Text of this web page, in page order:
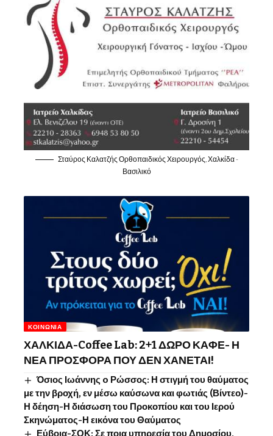
Σταύρος Καλατζής Ορθοπαιδικός Χειρουργός, Χαλκίδα -
Βασιλικό
ΚΟΙΝΩΝΊΑ
ΧΑΛΚΙΔΑ-Coffee Lab: 2+1 ΔΩΡΟ ΚΑΦΕ- Η
ΝΕΑ ΠΡΟΣΦΟΡΑ ΠΟΥ ΔΕΝ ΧΑΝΕΤΑΙ!
Όσιος Ιωάννης o Ρώσσος: Η στιγμή του θαύματος
με την βροχή, εν μέσω καύσωνα και φωτιάς (Βίντεο)-
Η δέηση-Η διάσωση του Προκοπίου και του Ιερού
Σκηνώματος-Η εικόνα του Θαύματος
Εύβοια-ΣΟΚ: Σε ποια υπηρεσία του Δημοσίου,